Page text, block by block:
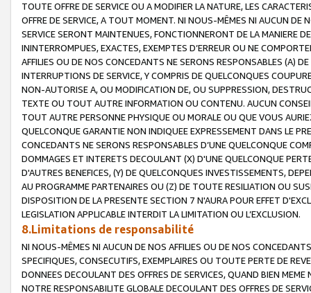
TOUTE OFFRE DE SERVICE OU A MODIFIER LA NATURE, LES
OFFRE DE SERVICE, A TOUT MOMENT. NI NOUS-MÊMES NI AUCUN DE
SERVICE SERONT MAINTENUES, FONCTIONNERONT DE LA MANIERE
ININTERROMPUES, EXACTES, EXEMPTES D’ERREUR OU NE
AFFILIES OU DE NOS CONCEDANTS NE SERONS RESPONSABLES (A)
INTERRUPTIONS DE SERVICE, Y COMPRIS DE QUELCONQUES
NON-AUTORISE A, OU MODIFICATION DE, OU SUPPRESSION,
TEXTE OU TOUT AUTRE INFORMATION OU CONTENU. AUCUN
TOUT AUTRE PERSONNE PHYSIQUE OU MORALE OU QUE VOUS
QUELCONQUE GARANTIE NON INDIQUEE EXPRESSEMENT DANS LE
CONCEDANTS NE SERONS RESPONSABLES D’UNE QUELCONQUE
DOMMAGES ET INTERETS DECOULANT (X) D'UNE QUELCONQUE
D'AUTRES BENEFICES, (Y) DE QUELCONQUES INVESTISSEMENTS,
AU PROGRAMME PARTENAIRES OU (Z) DE TOUTE RESILIATION OU
DISPOSITION DE LA PRESENTE SECTION 7 N'AURA POUR EFFET
LEGISLATION APPLICABLE INTERDIT LA LIMITATION OU L’EXCLUSION.
8.Limitations de responsabilité
NI NOUS-MÊMES NI AUCUN DE NOS AFFILIES OU DE NOS
SPECIFIQUES, CONSECUTIFS, EXEMPLAIRES OU TOUTE PERTE DE
DONNEES DECOULANT DES OFFRES DE SERVICES, QUAND BIEN
NOTRE RESPONSABILITE GLOBALE DECOULANT DES OFFRES DE